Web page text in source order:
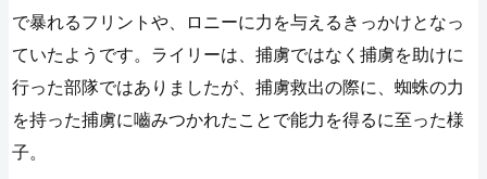
で暴れるフリントや、ロニーに力を与えるきっかけとなっ
ていたようです。ライリーは、捕虜ではなく捕虜を助けに
行った部隊ではありましたが、捕虜救出の際に、蜘蛛の力
を持った捕虜に嚙みつかれたことで能力を得るに至った様
子。